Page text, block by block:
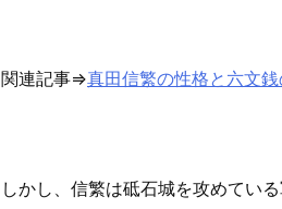
関連記事⇒真田信繁の性格と六文銭
しかし、信繁は砥石城を攻めてい